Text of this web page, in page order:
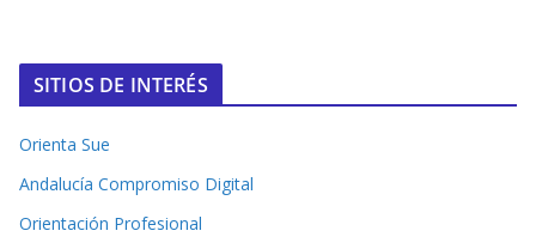
SITIOS DE INTERÉS
Orienta Sue
Andalucía Compromiso Digital
Orientación Profesional